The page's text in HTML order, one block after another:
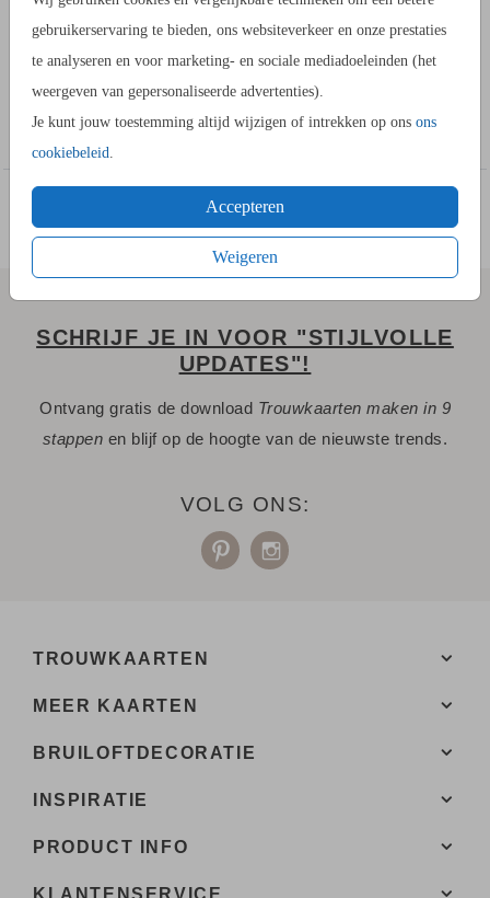
gebruikerservaring te bieden, ons websiteverkeer en onze prestaties
te analyseren en voor marketing- en sociale mediadoeleinden (het
weergeven van gepersonaliseerde advertenties).
Je kunt jouw toestemming altijd wijzigen of intrekken op ons ons
cookiebeleid
Accepteren
Weigeren
Deze sticker heeft een doorsnede van 44 mm. Ontwerp je
eigen sticker in de stijl van je bruiloft. Gebruik hem als
sluitzegel of voor op je bedankje, er zijn oneindig veel
mogelijkheden.
COLLECTIE
Maak hier zelf
Toon meer
SCHRIJF JE IN VOOR "STIJLVOLLE
UPDATES"!
Ontvang gratis de download Trouwkaarten maken in 9
stappen en blijf op de hoogte van de nieuwste trends.
VOLG ONS:
TROUWKAARTEN
MEER KAARTEN
BRUILOFTDECORATIE
INSPIRATIE
PRODUCT INFO
KLANTENSERVICE